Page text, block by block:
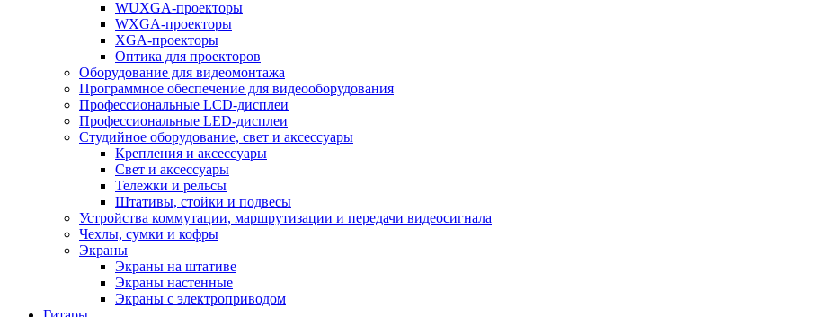
WUXGA-проекторы
WXGA-проекторы
XGA-проекторы
Оптика для проекторов
Оборудование для видеомонтажа
Программное обеспечение для видеооборудования
Профессиональные LCD-дисплеи
Профессиональные LED-дисплеи
Студийное оборудование, свет и аксессуары
Крепления и аксессуары
Свет и аксессуары
Тележки и рельсы
Штативы, стойки и подвесы
Устройства коммутации, маршрутизации и передачи видеосигнала
Чехлы, сумки и кофры
Экраны
Экраны на штативе
Экраны настенные
Экраны с электроприводом